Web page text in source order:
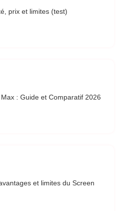
prix et limites (test)
: Guide et Comparatif 2026
et limites du Screen